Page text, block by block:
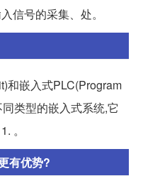
信号的采集、处。
和嵌入式PLC(Program
类型的嵌入式系统,它
。
有优势?